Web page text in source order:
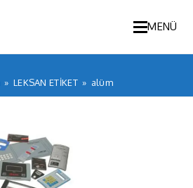
MENÜ
» LEKSAN ETİKET » alüm